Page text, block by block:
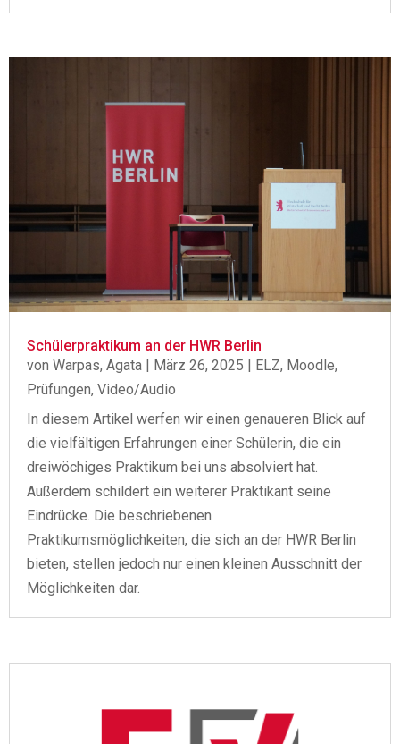
Schülerpraktikum an der HWR Berlin
von Warpas, Agata März 26, 2025 ELZ, Moodle,
Prüfungen, Video/Audio
In diesem Artikel werfen wir einen genaueren Blick auf
die vielfältigen Erfahrungen einer Schülerin, die ein
dreiwöchiges Praktikum bei uns absolviert hat.
Außerdem schildert ein weiterer Praktikant seine
Eindrücke. Die beschriebenen
Praktikumsmöglichkeiten, die sich an der HWR Berlin
bieten, stellen jedoch nur einen kleinen Ausschnitt der
Möglichkeiten dar.